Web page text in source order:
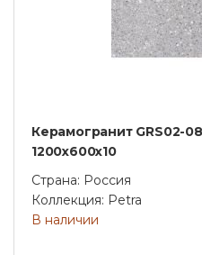
Керамогранит GRS02-
1200x600x10
Страна: Россия
Коллекция: Petra
В наличии